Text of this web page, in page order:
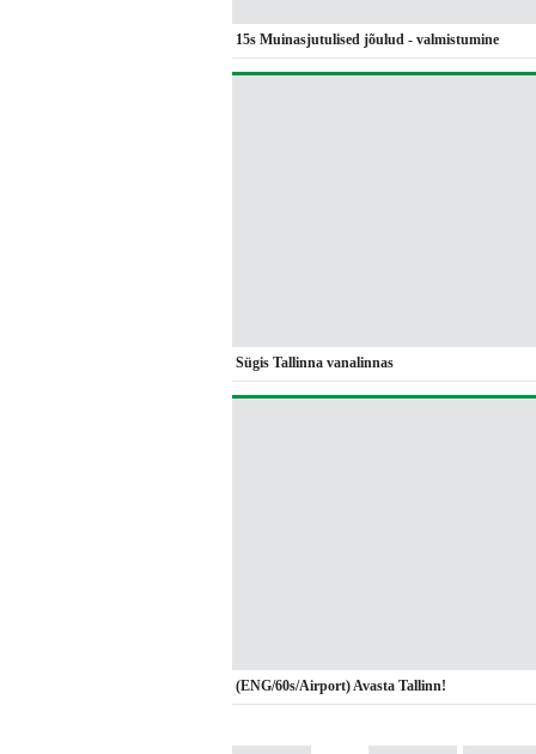
15s Muinasjutulised jõulud - valmistumine
Sügis Tallinna vanalinnas
(ENG/60s/Airport) Avasta Tallinn!